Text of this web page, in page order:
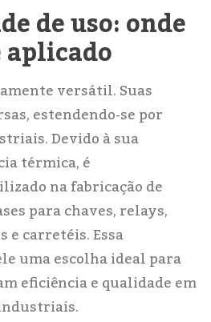
de uso: onde
versátil. Suas
estendendo-se por
Devido à sua
térmica, é
na fabricação de
para chaves, relays,
e carretéis. Essa
uma escolha ideal para
eficiência e qualidade em